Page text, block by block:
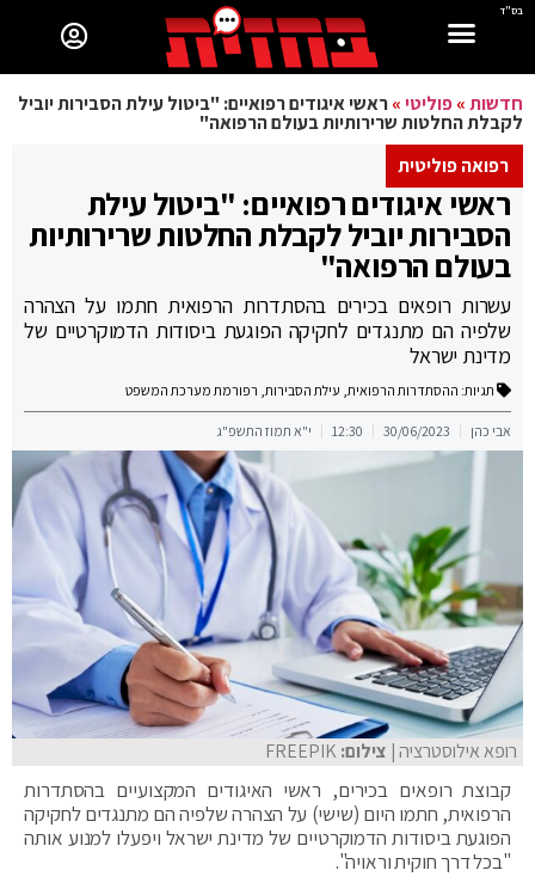
בס"ד
חדשות»פוליטי»ראשי איגודים רפואיים: "ביטול עילת הסבירות יוביל
לקבלת החלטות שרירותיות בעולם הרפואה"
רפואה פוליטית
ראשי איגודים רפואיים: "ביטול עילת
הסבירות יוביל לקבלת החלטות שרירותיות
בעולם הרפואה"
עשרות רופאים בכירים בהסתדרות הרפואית חתמו על הצהרה
שלפיה הם מתנגדים לחקיקה הפוגעת ביסודות הדמוקרטיים של
מדינת ישראל
תגיות: ההסתדרות הרפואית, עילת הסבירות, רפורמת מערכת המשפט
אבי כהן 30/06/2023
12:30 י"א תמוז התשפ"ג
רופא אילוסטרציה| צילום: FREEPIK
קבוצת רופאים בכירים, ראשי האיגודים המקצועיים בהסתדרות
הרפואית, חתמו היום (שישי) על הצהרה שלפיה הם מתנגדים לחקיקה
הפוגעת ביסודות הדמוקרטיים של מדינת ישראל ויפעלו למנוע אותה
"בכל דרך חוקית וראויה".